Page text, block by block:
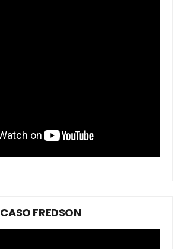
CASO FREDSON